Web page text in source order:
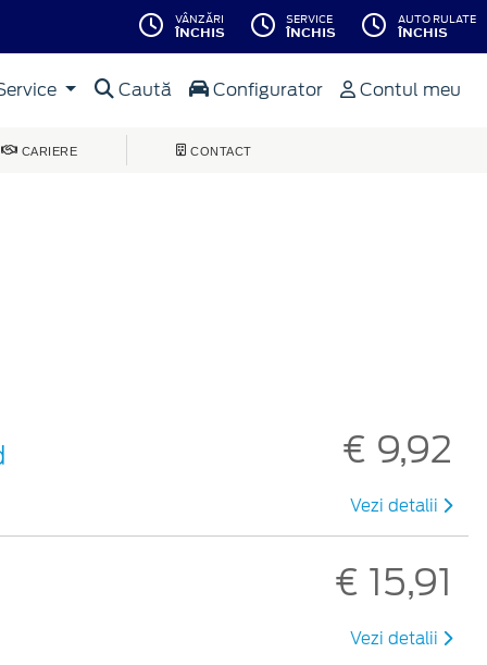
VÂNZĂRI
ÎNCHIS
SERVICE
ÎNCHIS
AUTO RULATE
ÎNCHIS
Caută Configurator Contul meu
CARIERE CONTACT
€ 9,92
Vezi detalii
€ 15,91
Vezi detalii